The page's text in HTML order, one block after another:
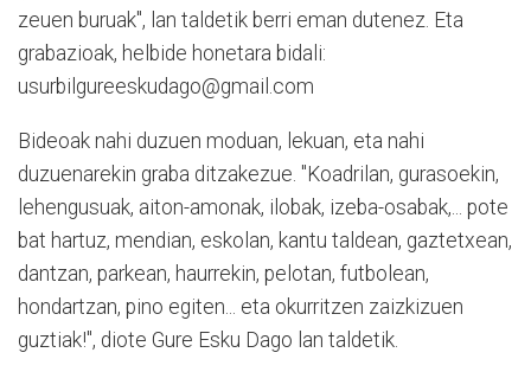
zeuen buruak", lan taldetik berri eman dutenez. Eta
grabazioak, helbide honetara bidali:
usurbilgureeskudago@gmail.com
Bideoak nahi duzuen moduan, lekuan, eta nahi
duzuenarekin graba ditzakezue. "Koadrilan, gurasoekin,
lehengusuak, aiton-amonak, ilobak, izeba-osabak,... pote
bat hartuz, mendian, eskolan, kantu taldean, gaztetxean,
dantzan, parkean, haurrekin, pelotan, futbolean,
hondartzan, pino egiten... eta okurritzen zaizkizuen
guztiak!", diote Gure Esku Dago lan taldetik.